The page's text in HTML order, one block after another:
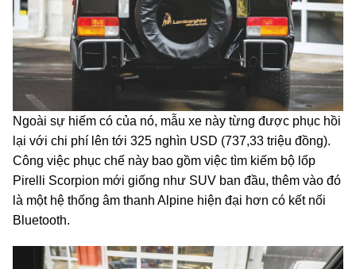
Ngoài sự hiếm có của nó, mẫu xe này từng được phục hồi
lại với chi phí lên tới 325 nghìn USD (737,33 triệu đồng).
Công việc phục chế này bao gồm việc tìm kiếm bộ lốp
Pirelli Scorpion mới giống như SUV ban đầu, thêm vào đó
là một hệ thống âm thanh Alpine hiện đại hơn có kết nối
Bluetooth.